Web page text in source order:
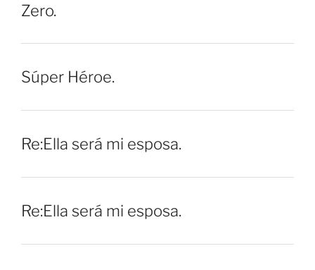
Zero.
Súper Héroe.
Re:Ella será mi esposa.
Re:Ella será mi esposa.